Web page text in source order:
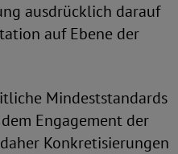
ausdrücklich darauf
auf Ebene der
Mindeststandards
Engagement der
Konkretisierungen